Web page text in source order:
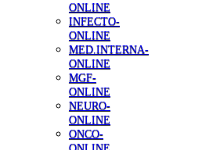
ONLINE
INFECTO-
ONLINE
MED.INTERNA-
ONLINE
MGF-
ONLINE
NEURO-
ONLINE
ONCO-